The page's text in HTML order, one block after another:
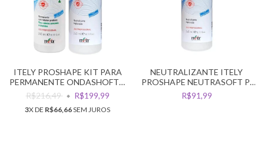
ITELY PROSHAPE KIT PARA
PERMANENTE ONDASHOFT 2
+ NEUTRASOFT
R$216,49 R$199,99
3X DE R$66,66SEM JUROS
NEUTRALIZANTE ITELY
PROSHAPE NEUTRASOFT P/
PERMANENTE 240ML
R$91,99